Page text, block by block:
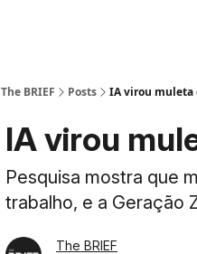
The BRIEF Posts IA virou muleta
IA virou
Pesquisa mostra que
trabalho, e a Geração
The BRIEF